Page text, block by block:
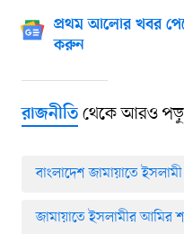
প্রথম আলোর খবর
করুন
রাজনীতিথেকে আরও
বাংলাদেশ জামায়াতে ইসলামী
জামায়াতে ইসলামীর আমির